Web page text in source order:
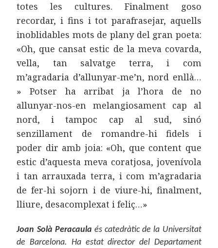
totes les cultures. Finalment goso
recordar, i fins i tot parafrasejar, aquells
inoblidables mots de plany del gran poeta:
«Oh, que cansat estic de la meva covarda,
vella, tan salvatge terra, i com
m’agradaria d’allunyar-me’n, nord enllà…
» Potser ha arribat ja l’hora de no
allunyar-nos-en melangiosament cap al
nord, i tampoc cap al sud, sinó
senzillament de romandre-hi fidels i
poder dir amb joia: «Oh, que content que
estic d’aquesta meva coratjosa, jovenívola
i tan arrauxada terra, i com m’agradaria
de fer-hi sojorn i de viure-hi, finalment,
lliure, desacomplexat i feliç…»
Joan Solà Peracaula és catedràtic de la Universitat
de Barcelona. Ha estat director del Departament